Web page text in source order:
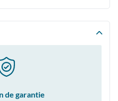
de garantie